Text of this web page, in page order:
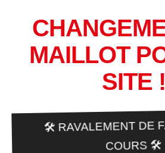
MAILLOT
SITE !
🛠️ RAVALEMENT DE
COURS 🛠️